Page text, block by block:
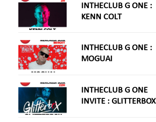
INTHECLUB G ONE :
KENN COLT
INTHECLUB G ONE :
MOGUAI
INTHECLUB G ONE
INVITE : GLITTERBOX